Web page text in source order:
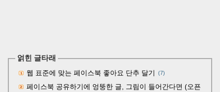
얽힌 글타래
웹 표준에 맞는 페이스북 좋아요 단추 달기 (7)
페이스북 공유하기에 엉뚱한 글, 그림이 들어간다면 (오픈